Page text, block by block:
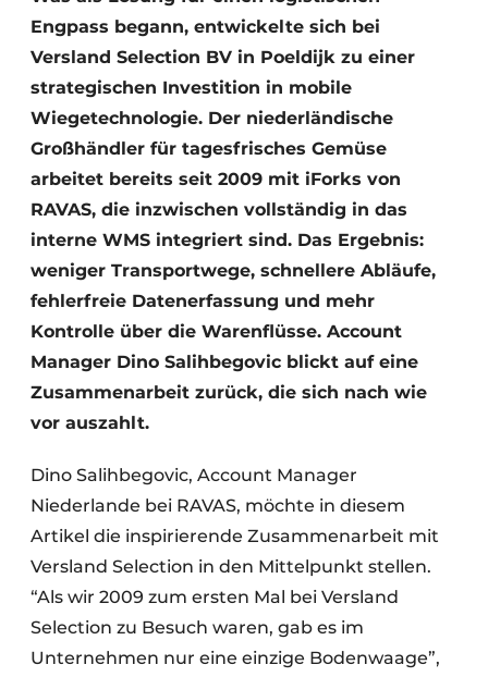
Engpass begann, entwickelte sich bei
Versland Selection BV in Poeldijk zu einer
strategischen Investition in mobile
Wiegetechnologie. Der niederländische
Großhändler für tagesfrisches Gemüse
arbeitet bereits seit 2009 mit iForks von
RAVAS, die inzwischen vollständig in das
interne WMS integriert sind. Das Ergebnis:
weniger Transportwege, schnellere Abläufe,
fehlerfreie Datenerfassung und mehr
Kontrolle über die Warenflüsse. Account
Manager Dino Salihbegovic blickt auf eine
Zusammenarbeit zurück, die sich nach wie
vor auszahlt.
Dino Salihbegovic, Account Manager
Niederlande bei RAVAS, möchte in diesem
Artikel die inspirierende Zusammenarbeit mit
Versland Selection in den Mittelpunkt stellen.
“Als wir 2009 zum ersten Mal bei Versland
Selection zu Besuch waren, gab es im
Unternehmen nur eine einzige Bodenwaage”,